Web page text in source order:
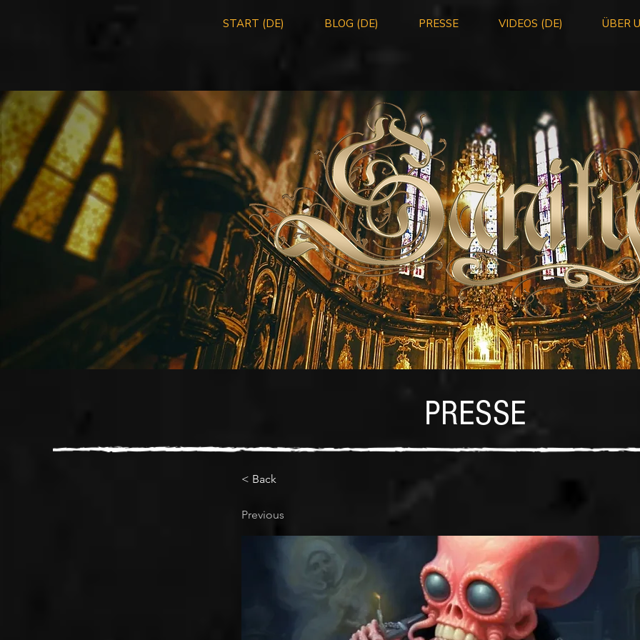
START (DE) BLOG (DE) PRESSE VIDEOS (DE) ÜBER
PRESSE
< Back
Previous